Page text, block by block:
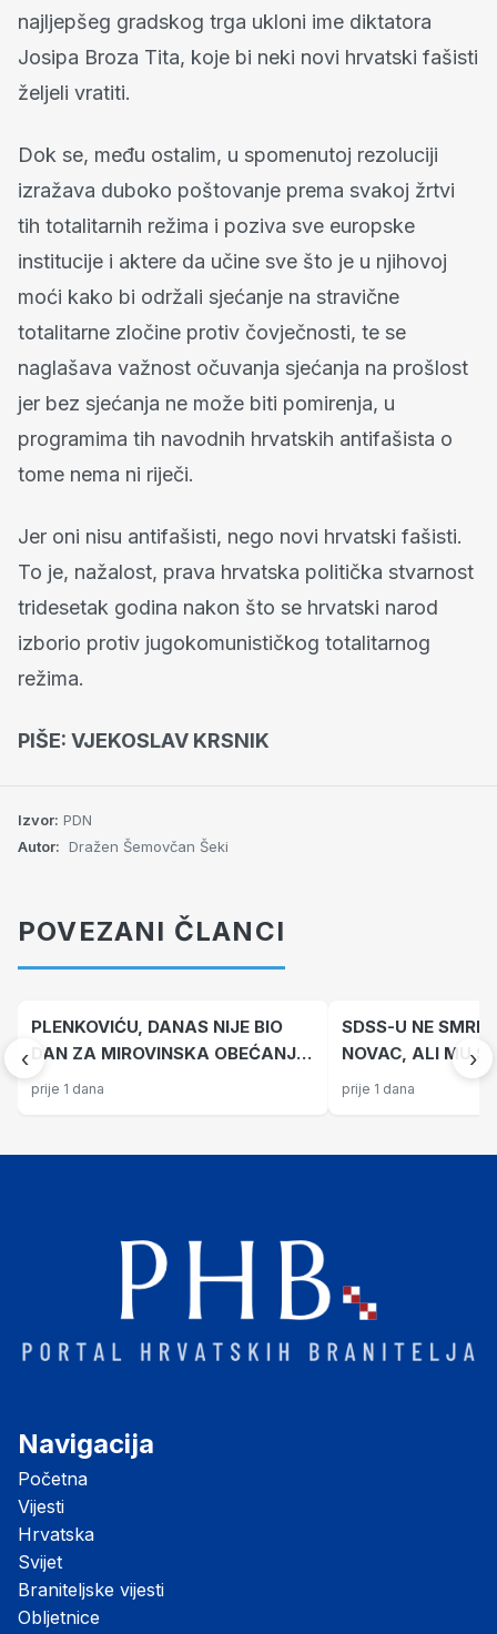
najljepšeg gradskog trga ukloni ime diktatora
Josipa Broza Tita, koje bi neki novi hrvatski fašisti
željeli vratiti.
Dok se, među ostalim, u spomenutoj rezoluciji
izražava duboko poštovanje prema svakoj žrtvi
tih totalitarnih režima i poziva sve europske
institucije i aktere da učine sve što je u njihovoj
moći kako bi održali sjećanje na stravične
totalitarne zločine protiv čovječnosti, te se
naglašava važnost očuvanja sjećanja na prošlost
jer bez sjećanja ne može biti pomirenja, u
programima tih navodnih hrvatskih antifašista o
tome nema ni riječi.
Jer oni nisu antifašisti, nego novi hrvatski fašisti.
To je, nažalost, prava hrvatska politička stvarnost
tridesetak godina nakon što se hrvatski narod
izborio protiv jugokomunističkog totalitarnog
režima.
PIŠE: VJEKOSLAV KRSNIK
Izvor: PDN
Autor: Dražen Šemovčan Šeki
POVEZANI ČLANCI
‹
PLENKOVIĆU, DANAS NIJE BIO
DAN ZA MIROVINSKA OBEĆANJA:
Knin je trebao pripasti poginulim
prije 1 dana
SDSS-U NE
NOVAC, ALI MU
HRVATSKA
žrtvama
prije 1 dana
›
Navigacija
Početna
Vijesti
Hrvatska
Svijet
Braniteljske vijesti
Obljetnice